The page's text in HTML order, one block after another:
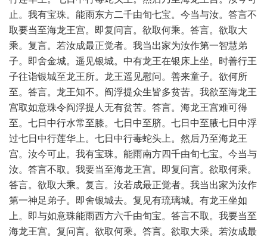
止。我有宝珠。能雨东方二千由旬七宝。今当与汝。答言不
取要当至海龙王宫。即复问言。欲取何乘。答言。欲取大
乘。复言。若汝成最正觉者。我当出家为汝作第一智慧弟
子。即舍金城。遥见银城。中有龙王在银床上坐。时善行王
子往诣银城至龙王所。龙王遥见慰问。善来童子。欲何所
至。答言。龙王知不。阎浮提众生皆多贫苦。我欲至海龙王
宫取如意珠令阎浮提人无有贫苦。答言。海龙王宫难可得
至。七日中行水常至膝。七日中至脐。七日中至腋七日中浮
过七日中行莲华上。七日中行毒蛇头上。然后乃至海龙王
宫。汝今可止。我有宝珠。能雨南方四千由旬七宝。今当与
汝。答言不取。我要当至海龙王宫。即复问言。欲取何乘。
答言。欲取大乘。复言。汝若成最正觉者。我当出家为汝作
第一神足弟子。即舍银城去。复见有琉璃城。有龙王坐如
上。即与如意珠能雨西方六千由旬宝。答言不取。我要当至
海龙王宫。复问言。欲取何乘。答言。欲取大乘。若汝成最